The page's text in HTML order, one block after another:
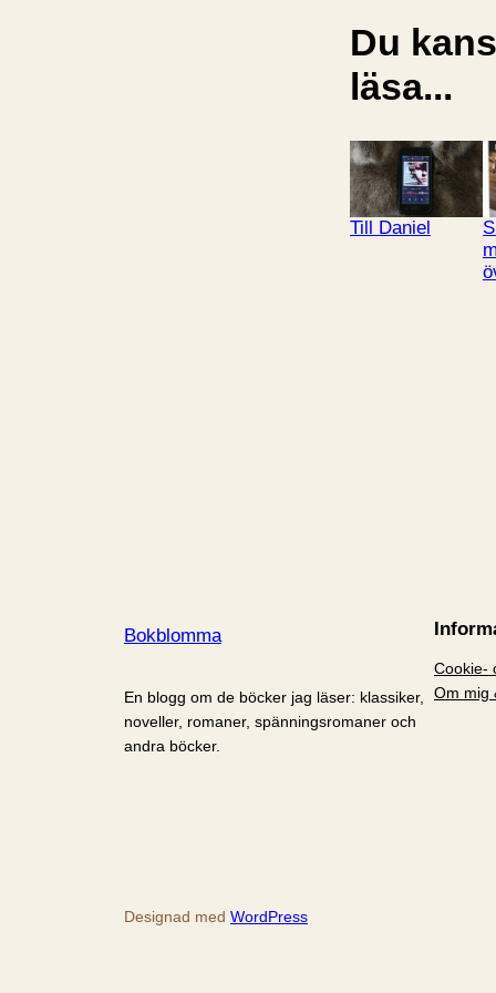
Du
läsa...
Till Daniel
Bokblomma
En blogg om de böcker jag läser: klassiker,
noveller, romaner, spänningsromaner och
andra böcker.
Cookie-
Om mig
Designad med WordPress